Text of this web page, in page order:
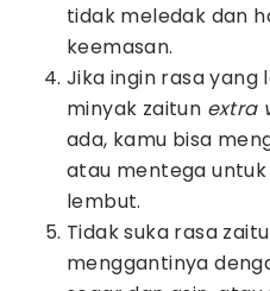
tidak meledak dan
keemasan.
Jika ingin rasa yang
minyak zaitun extra
ada, kamu bisa
atau mentega
lembut.
Tidak suka rasa
menggantinya